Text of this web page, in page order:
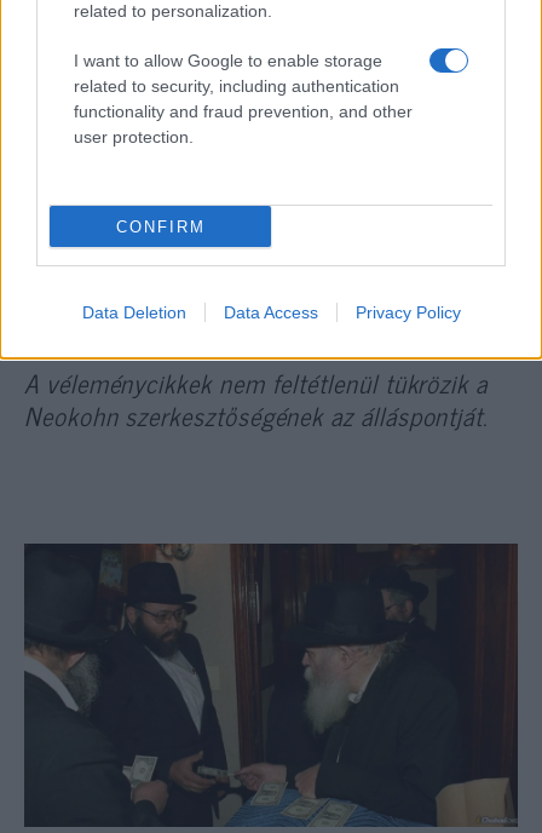
related to personalization.
I want to allow Google to enable storage
related to security, including authentication
functionality and fraud prevention, and other
user protection.
CONFIRM
Data Deletion Data Access Privacy Policy
vizionál, egy percig sem akarnék élni
A jóemberkedés slendrián sajtója
Vajda Tamás összes cikkét elolvashatjaitt
A véleménycikkek nem feltétlenül tükrözik a
Neokohn szerkesztőségének az álláspontját.